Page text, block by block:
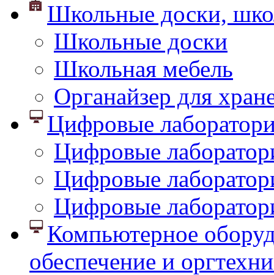
Школьные доски,
Школьные доски
Школьная мебель
Органайзер для
Цифровые
Цифровые
Цифровые
Цифровые
Компьютерное
обеспечение и